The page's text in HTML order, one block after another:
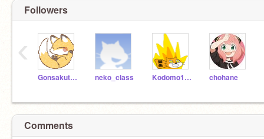
Followers
Gonsakuteam neko_class Kodomo1253 chohane
‹
Comments